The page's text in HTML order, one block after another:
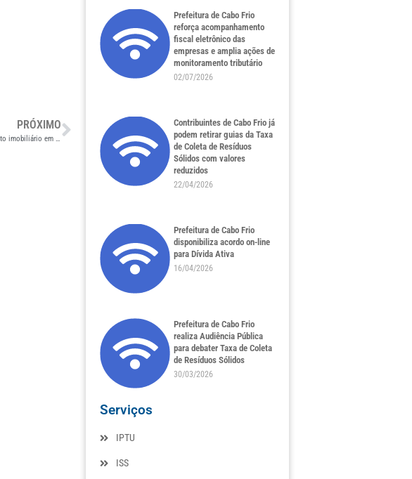
PRÓXIMO
Contribuinte tem até o dia 31 de dezembro para fazer o recadastramento imobiliário em Cabo Frio
Prefeitura de Cabo Frio
reforça acompanhamento
fiscal eletrônico das
empresas e amplia ações de
monitoramento tributário
02/07/2026
Contribuintes de Cabo Frio já
podem retirar guias da Taxa
de Coleta de Resíduos
Sólidos com valores
reduzidos
22/04/2026
Prefeitura de Cabo Frio
disponibiliza acordo on-line
para Dívida Ativa
16/04/2026
Prefeitura de Cabo Frio
realiza Audiência Pública
para debater Taxa de Coleta
de Resíduos Sólidos
30/03/2026
Serviços
IPTU
ISS